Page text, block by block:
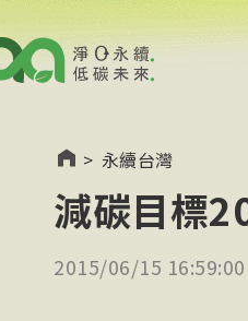
> 永續台灣
減碳目標
2015/06/15 16:59:00